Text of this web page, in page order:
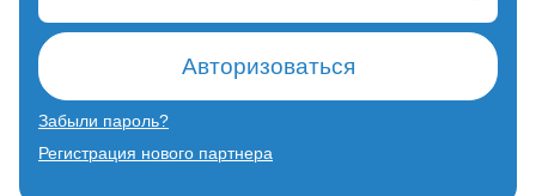
Авторизоваться
Забыли пароль?
Регистрация нового партнера